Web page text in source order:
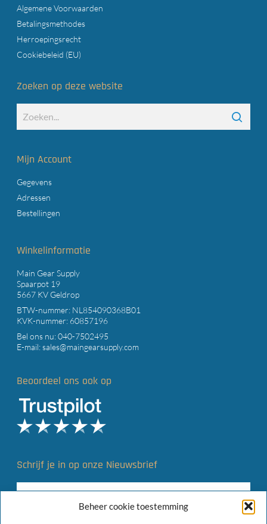
Beheer cookie toestemming
Algemene Voorwaarden
Betalingsmethodes
Herroepingsrecht
Cookiebeleid (EU)
Zoeken op deze website
Mijn Account
Gegevens
Adressen
Bestellingen
Winkelinformatie
Main Gear Supply
Spaarpot 19
5667 KV Geldrop
BTW-nummer: NL854090368B01
KVK-nummer: 60857196
Bel ons nu:040-7502495
E-mail:sales@maingearsupply.com
Beoordeel ons ook op
Schrijf je in op onze Nieuwsbrief